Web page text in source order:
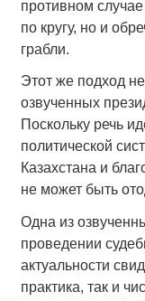
противном
по кругу, но и
грабли.
Этот же подход
озвученных
Поскольку речь
политической
Казахстана и
не может быть
Одна из
проведении
актуальности
практика, так и